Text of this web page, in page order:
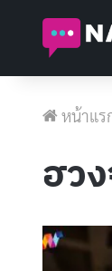
หน้าแร
ฮว